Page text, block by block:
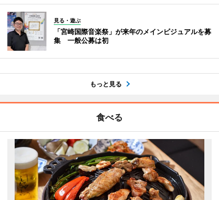
見る・遊ぶ
「宮崎国際音楽祭」が来年のメインビジュアルを募
集 一般公募は初
もっと見る
食べる